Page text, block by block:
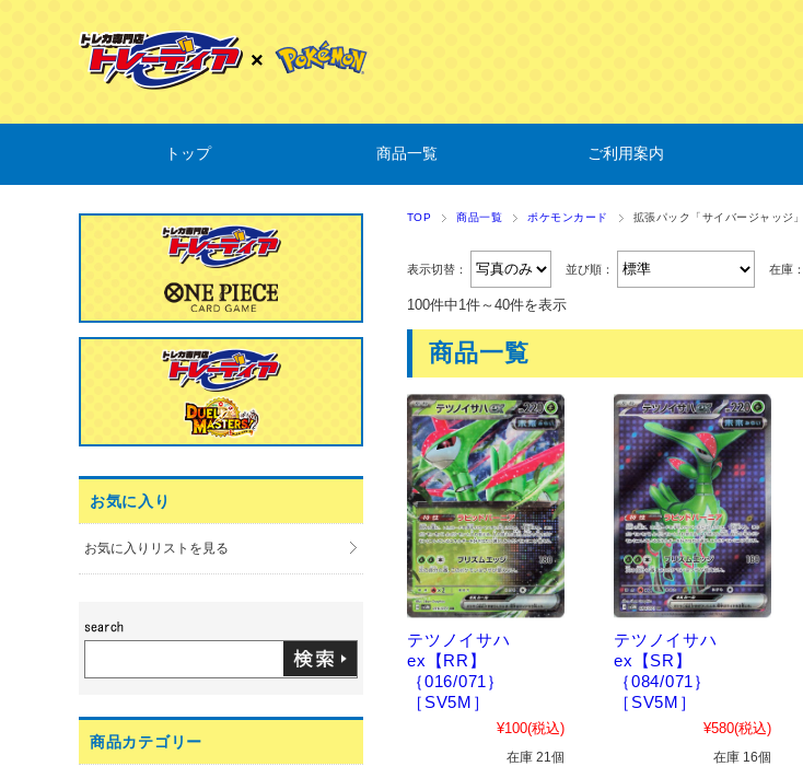
トップ 商品一覧 ご利用案内
TOP 商品一覧 ポケモンカード 拡張パック「サイバージャッジ」
表示切替： 並び順： 在庫：
100件中1件～40件を表示
商品一覧
テツノイサハ
ex【RR】
｛016/071｝
［SV5M］
¥100(税込)
在庫 21個
テツノイサハ
ex【SR】
｛084/071｝
［SV5M］
¥580(税込)
在庫 16個
お気に入り
お気に入りリストを見る
商品カテゴリー